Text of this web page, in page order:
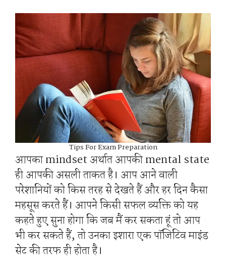
Tips For Exam Preparation
आपका mindset अर्थात आपकी mental state
ही आपकी असली ताकत है। आप आने वाली
परेशानियों को किस तरह से देखते हैं और हर दिन कैसा
महसूस करते हैं। आपने किसी सफल व्यक्ति को यह
कहते हुए सुना होगा कि जब मैं कर सकता हूं तो आप
भी कर सकते हैं, तो उनका इशारा एक पॉजिटिव माइंड
सेट की तरफ ही होता है।